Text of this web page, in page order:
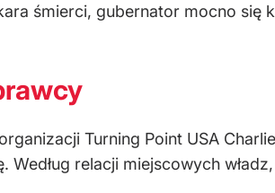
śmierci, gubernator mocno się
Turning Point USA
relacji miejscowych